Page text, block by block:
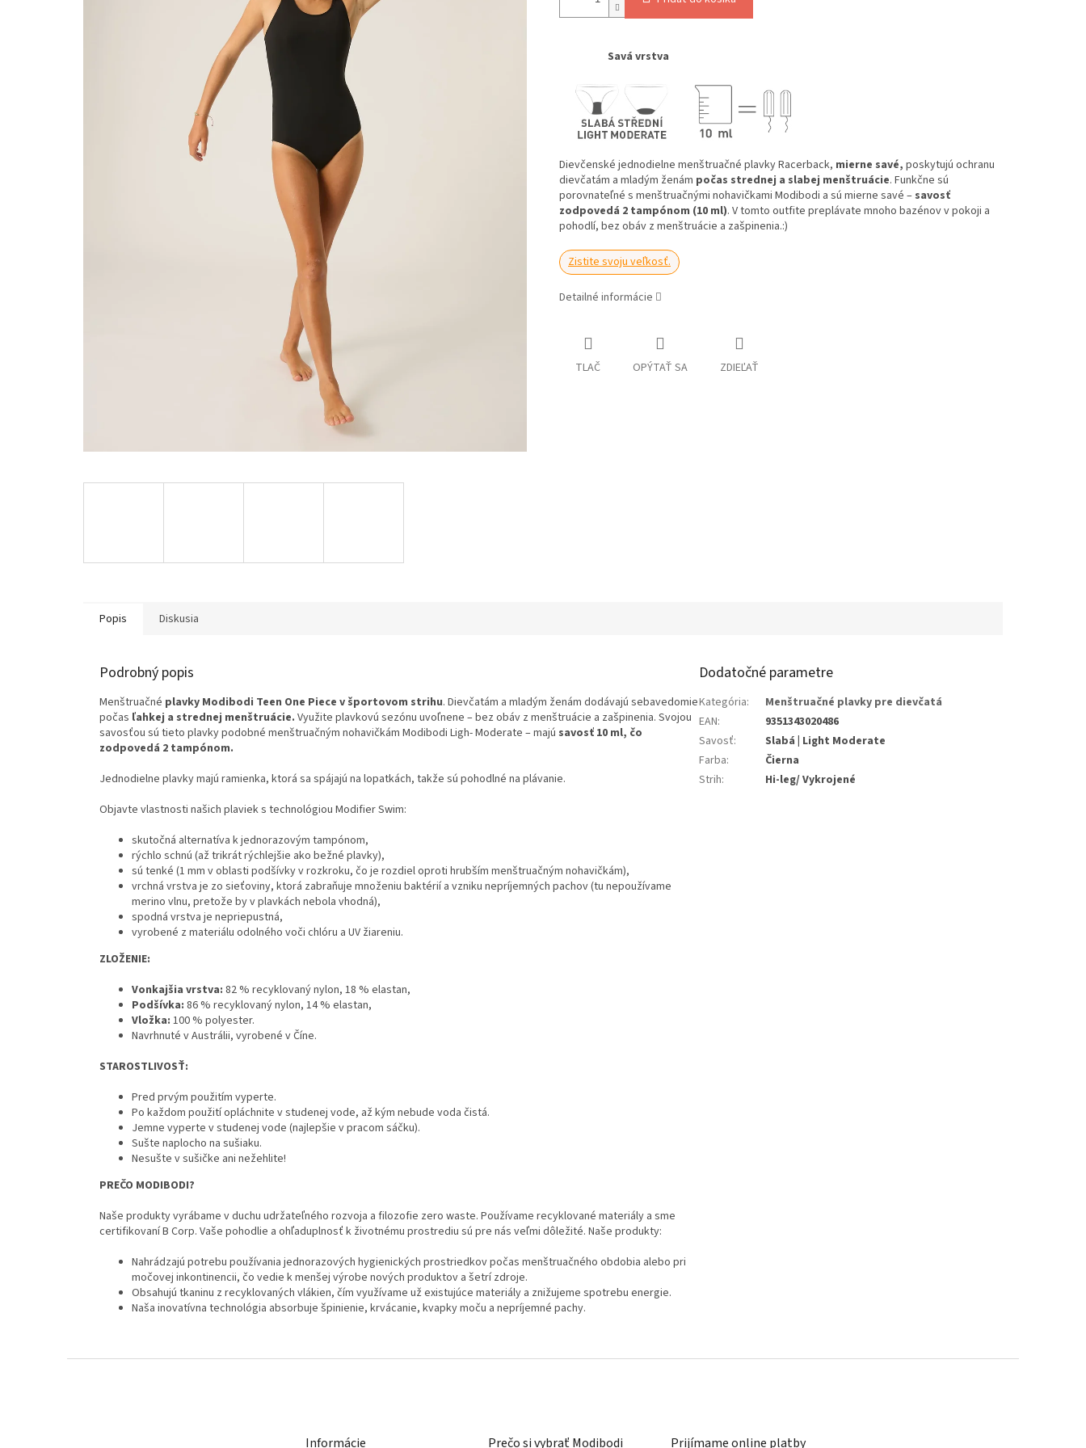
Savá vrstva
Dievčenské jednodielne menštruačné plavky Racerback, mierne savé, poskytujú ochranu
dievčatám a mladým ženám počas strednej a slabej menštruácie. Funkčne sú
porovnateľné s menštruačnými nohavičkami Modibodi a sú mierne savé – savosť
zodpovedá 2 tampónom (10 ml). V tomto outfite preplávate mnoho bazénov v pokoji a
pohodlí, bez obáv z menštruácie a zašpinenia.:)
Zistite svoju veľkosť.
Detailné informácie
TLAČ OPÝTAŤ SA ZDIEĽAŤ
Popis Diskusia
Podrobný popis
Menštruačné plavky Modibodi Teen One Piece v športovom strihu. Dievčatám a mladým ženám dodávajú sebavedomie
počas ľahkej a strednej menštruácie. Využite plavkovú sezónu uvoľnene – bez obáv z menštruácie a zašpinenia. Svojou
savosťou sú tieto plavky podobné menštruačným nohavičkám Modibodi Ligh- Moderate – majú savosť 10 ml, čo
zodpovedá 2 tampónom.
Jednodielne plavky majú ramienka, ktorá sa spájajú na lopatkách, takže sú pohodlné na plávanie.
Objavte vlastnosti našich plaviek s technológiou Modifier Swim:
skutočná alternatíva k jednorazovým tampónom,
rýchlo schnú (až trikrát rýchlejšie ako bežné plavky),
sú tenké (1 mm v oblasti podšívky v rozkroku, čo je rozdiel oproti hrubším menštruačným nohavičkám),
vrchná vrstva je zo sieťoviny, ktorá zabraňuje množeniu baktérií a vzniku nepríjemných pachov (tu nepoužívame
merino vlnu, pretože by v plavkách nebola vhodná),
spodná vrstva je nepriepustná,
vyrobené z materiálu odolného voči chlóru a UV žiareniu.
ZLOŽENIE:
Vonkajšia vrstva: 82 % recyklovaný nylon, 18 % elastan,
Podšívka: 86 % recyklovaný nylon, 14 % elastan,
Vložka: 100 % polyester.
Navrhnuté v Austrálii, vyrobené v Číne.
STAROSTLIVOSŤ:
Pred prvým použitím vyperte.
Po každom použití opláchnite v studenej vode, až kým nebude voda čistá.
Jemne vyperte v studenej vode (najlepšie v pracom sáčku).
Sušte naplocho na sušiaku.
Nesušte v sušičke ani nežehlite!
PREČO MODIBODI?
Naše produkty vyrábame v duchu udržateľného rozvoja a filozofie zero waste. Používame recyklované materiály a sme
certifikovaní B Corp. Vaše pohodlie a ohľaduplnosť k životnému prostrediu sú pre nás veľmi dôležité. Naše produkty:
Nahrádzajú potrebu používania jednorazových hygienických prostriedkov počas menštruačného obdobia alebo pri
močovej inkontinencii, čo vedie k menšej výrobe nových produktov a šetrí zdroje.
Obsahujú tkaninu z recyklovaných vlákien, čím využívame už existujúce materiály a znižujeme spotrebu energie.
Naša inovatívna technológia absorbuje špinienie, krvácanie, kvapky moču a nepríjemné pachy.
Dodatočné parametre
Kategória:
Menštruačné plavky pre dievčatá
EAN:
9351343020486
Savosť:
Slabá | Light Moderate
Farba:
Čierna
Strih: Hi-leg/ Vykrojené
Informácie Prečo si vybrať Modibodi Prijímame online platby